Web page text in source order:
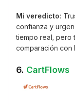
Mi veredicto:
confianza y
tiempo real, pero
comparación con
6. CartFlows